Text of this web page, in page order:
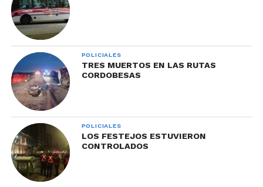
POLICIALES
TRES MUERTOS EN LAS RUTAS
CORDOBESAS
POLICIALES
LOS FESTEJOS ESTUVIERON
CONTROLADOS